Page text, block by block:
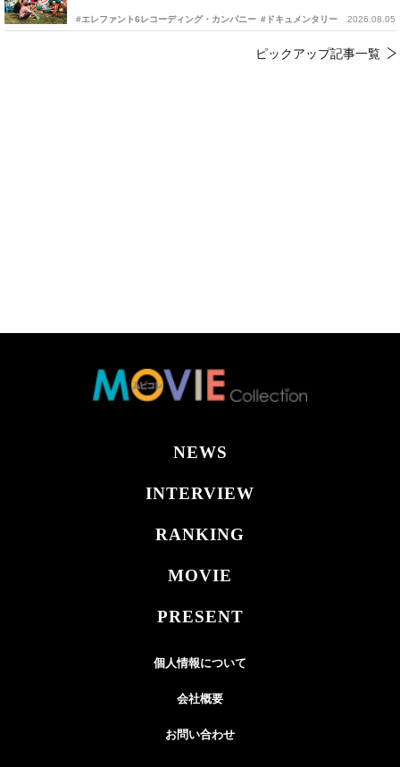
#エレファント6レコーディング・カンパニー #ドキュメンタリー 2026.08.05
ピックアップ記事一覧
NEWS
INTERVIEW
RANKING
MOVIE
PRESENT
個人情報について
会社概要
お問い合わせ